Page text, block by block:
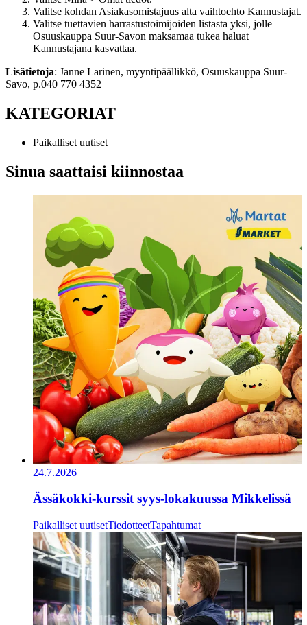
Valitse kohdan Asiakasomistajuus alta vaihtoehto Kannustajat.
Valitse tuettavien harrastustoimijoiden listasta yksi, jolle
Osuuskauppa Suur-Savon maksamaa tukea haluat
Kannustajana kasvattaa.
Lisätietoja: Janne Larinen, myyntipäällikkö, Osuuskauppa Suur-
Savo, p.040 770 4352
KATEGORIAT
Paikalliset uutiset
Sinua saattaisi kiinnostaa
24.7.2026
Ässäkokki-kurssit syys-lokakuussa Mikkelissä
Paikalliset uutisetTiedotteetTapahtumat